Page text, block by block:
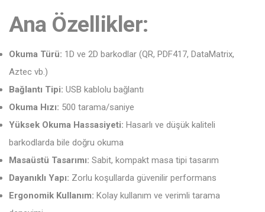
Ana Özellikler:
Okuma Türü: 1D ve 2D barkodlar (QR, PDF417, DataMatrix,
Aztec vb.)
Bağlantı Tipi: USB kablolu bağlantı
Okuma Hızı: 500 tarama/saniye
Yüksek Okuma Hassasiyeti: Hasarlı ve düşük kaliteli
barkodlarda bile doğru okuma
Masaüstü Tasarımı: Sabit, kompakt masa tipi tasarım
Dayanıklı Yapı: Zorlu koşullarda güvenilir performans
Ergonomik Kullanım: Kolay kullanım ve verimli tarama